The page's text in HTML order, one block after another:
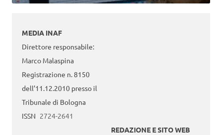
MEDIA INAF
Direttore responsabile:
Marco Malaspina
Registrazione n. 8150
dell’11.12.2010 presso il
Tribunale di Bologna
ISSN 2724-2641
REDAZIONE E SITO WEB